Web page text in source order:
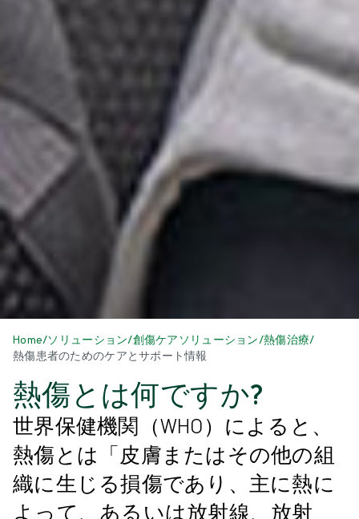
Home/ソリューション/創傷ケアソリューション/熱傷治療/
熱傷患者のためのケアとサポート情報
熱傷とは何ですか?
世界保健機関（WHO）によると、
熱傷とは「皮膚またはその他の組
織に生じる損傷であり、主に熱に
よって、あるいは放射線、放射